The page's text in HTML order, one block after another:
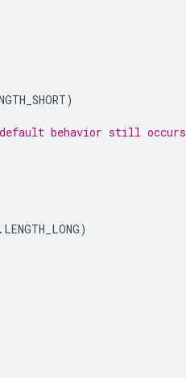
)
behavior still occurs
LENGTH_LONG)